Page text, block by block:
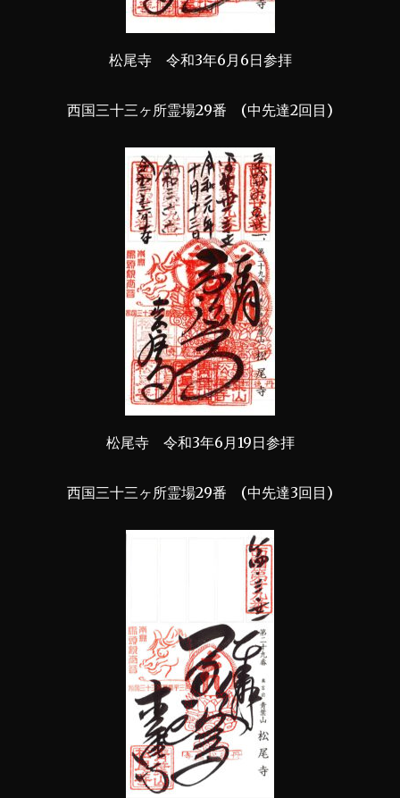
松尾寺 令和3年6月6日参拝
西国三十三ヶ所霊場29番 (中先達2回目)
松尾寺 令和3年6月19日参拝
西国三十三ヶ所霊場29番 (中先達3回目)